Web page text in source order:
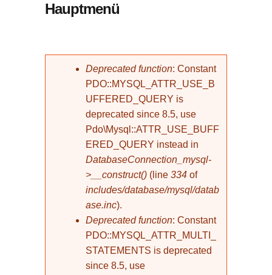
Hauptmenü
Fehlermeldung
Deprecated function: Constant
PDO::MYSQL_ATTR_USE_B
UFFERED_QUERY is
deprecated since 8.5, use
Pdo\Mysql::ATTR_USE_BUFF
ERED_QUERY instead in
DatabaseConnection_mysql-
>__construct() (line 334 of
includes/database/mysql/datab
ase.inc).
Deprecated function: Constant
PDO::MYSQL_ATTR_MULTI_
STATEMENTS is deprecated
since 8.5, use